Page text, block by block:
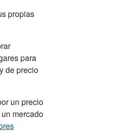
propias
para
de precio
un precio
mercado